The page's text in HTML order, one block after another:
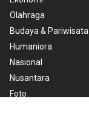
Olahraga
Budaya & Pariwisata
Humaniora
Nasional
Nusantara
Foto